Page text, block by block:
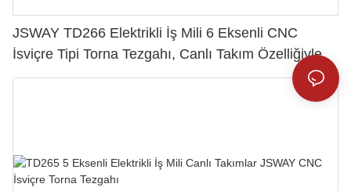
JSWAY TD266 Elektrikli İş Mili 6 Eksenli CNC
İsviçre Tipi Torna Tezgahı, Canlı Takım Özelliğiyle